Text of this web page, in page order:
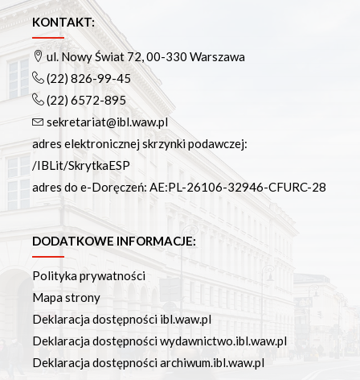
Repozytorium RCIN
Otwarta nauka
Edukacja
Studia podyplomowe
Kursy
Szkolenia
Szkoła Doktorska Anthropos
Erasmus
Olimpiada Literatury i Języka Polskiego
Olimpiada Literatury i Języka Polskiego dla Szkół
Podstawowych
Biblioteka
O bibliotece
Godziny otwarcia
Katalog
Nowości
Czasopisma drukowane prenumerowane w 2026 roku
KONTAKT:
ul. Nowy Świat 72, 00-330 Warszawa
(22) 826-99-45
(22) 6572-895
sekretariat@ibl.waw.pl
adres elektronicznej skrzynki podawczej:
/IBLit/SkrytkaESP
adres do e-Doręczeń: AE:PL-26106-32946-CFURC-28
DODATKOWE INFORMACJE:
Polityka prywatności
Mapa strony
Deklaracja dostępności ibl.waw.pl
Deklaracja dostępności wydawnictwo.ibl.waw.pl
Deklaracja dostępności archiwum.ibl.waw.pl